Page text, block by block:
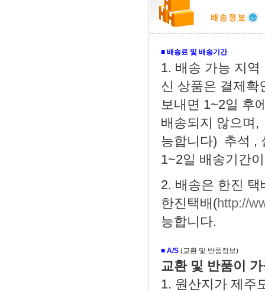
■ 배송료 및 배송기간
1. 배송 가능 지
신 상품은 결제
보내면 1~2일 후
배송되지 않으며
능합니다) 추석 ,
1~2일 배송기간
2. 배송은 한진
한진택배(http://
능합니다.
■ A/S (교환 및 반품정보)
교환 및 반품이
1. 원산지가 제주